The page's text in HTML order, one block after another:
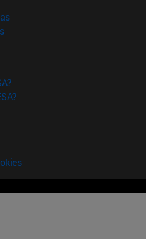
(abre en nueva ventana)
(abre en nueva ventana)